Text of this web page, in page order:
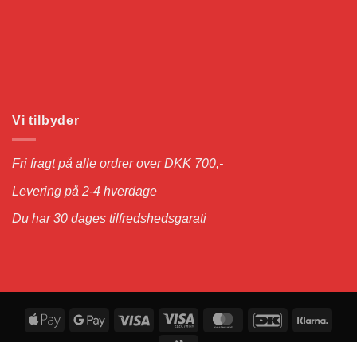
Vi tilbyder
Fri fragt på alle ordrer over DKK 700,-
Levering på 2-4 hverdage
Du har 30 dages tilfredshedsgarati
Apple
Google
Visa
Visa
MasterCardDanKort